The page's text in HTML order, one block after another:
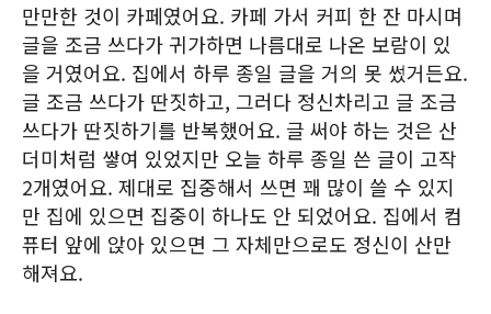
만만한 것이 카페였어요. 카페 가서 커피 한 잔 마시며
글을 조금 쓰다가 귀가하면 나름대로 나온 보람이 있
을 거였어요. 집에서 하루 종일 글을 거의 못 썼거든요.
글 조금 쓰다가 딴짓하고, 그러다 정신차리고 글 조금
쓰다가 딴짓하기를 반복했어요. 글 써야 하는 것은 산
더미처럼 쌓여 있었지만 오늘 하루 종일 쓴 글이 고작
2개였어요. 제대로 집중해서 쓰면 꽤 많이 쓸 수 있지
만 집에 있으면 집중이 하나도 안 되었어요. 집에서 컴
퓨터 앞에 앉아 있으면 그 자체만으로도 정신이 산만
해져요.